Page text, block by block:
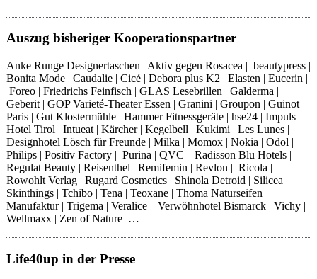
Auszug bisheriger Kooperationspartner
Anke Runge Designertaschen | Aktiv gegen Rosacea | beautypress |
Bonita Mode | Caudalie | Cicé | Debora plus K2 | Elasten | Eucerin |
Foreo | Friedrichs Feinfisch | GLAS Lesebrillen | Galderma |
Geberit | GOP Varieté-Theater Essen | Granini | Groupon | Guinot
Paris | Gut Klostermühle | Hammer Fitnessgeräte | hse24 | Impuls
Hotel Tirol | Intueat | Kärcher | Kegelbell | Kukimi | Les Lunes |
Designhotel Lösch für Freunde | Milka | Momox | Nokia | Odol |
Philips | Positiv Factory | Purina | QVC | Radisson Blu Hotels |
Regulat Beauty | Reisenthel | Remifemin | Revlon | Ricola |
Rowohlt Verlag | Rugard Cosmetics | Shinola Detroid | Silicea |
Skinthings | Tchibo | Tena | Teoxane | Thoma Naturseifen
Manufaktur | Trigema | Veralice | Verwöhnhotel Bismarck | Vichy |
Wellmaxx | Zen of Nature …
Life40up in der Presse